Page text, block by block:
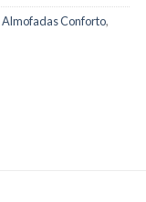
Almofadas Conforto,